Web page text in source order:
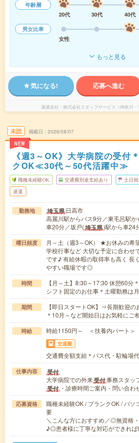
年齢層
20代
30代 40代
男女比率
女性
もっと見る
気になる! 応募へ進む
派遣会社 株式会社スタッフサービス（神奈川・
未読
NEW
掲載日 2026/08/07
《週3～OK》大学病院の受付
クOK≪30代～50代活躍中≫
職種未経験OK 交通費別途支給あり 土日
派遣
勤務地 埼玉県 日高市
高麗川駅からバス9分／東毛呂駅
車20分／坂戸(埼玉県)駅から車24
曜日頻度
月～土（週3～OK） ★お休みの希
学校行事など 大切な予定に合わせ
です♪ 有給休暇の取得率も高く 長
やすい職場です◎
時間
【月～土】8:30～17:30 休憩60分
シフト固定のお仕事＊土曜勤務は
期間
【即日スタートOK】⇒長期歓迎
＊10月～など開始日はお気軽にご
時給 時給1150円～ ＜扶養内パート＞
交通費
交通費全額支給＊バス代・駐輪場
仕事内容 受付
大学病院での外来受付事務スタッ
受付 ・診療時間ご案内・問い合
応募資格
職種未経験OK / ブランクOK / パソ
要
＼こんな方におすすめ／◎無資格
♪◎患者様に丁寧な対応ができれ